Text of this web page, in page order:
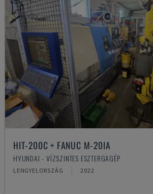
HIT-200C + FANUC M-20IA
HYUNDAI - VÍZSZINTES ESZTERGAGÉP
LENGYELORSZÁG 2022